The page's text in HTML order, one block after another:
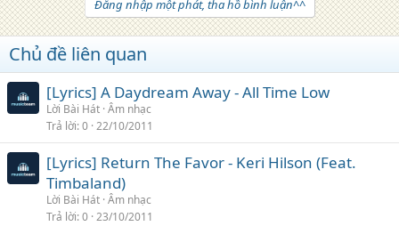
Đăng nhập một phát, tha hồ bình luận^^
Chủ đề liên quan
[Lyrics] A Daydream Away - All Time Low
Lời Bài Hát Âm nhạc
Trả lời 0 22/10/2011
[Lyrics] Return The Favor - Keri Hilson (Feat.
Timbaland)
Lời Bài Hát Âm nhạc
Trả lời 0 23/10/2011